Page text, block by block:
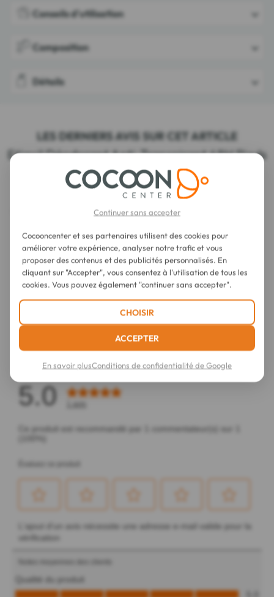
Conseils d'utilisation
Composition
Détails
LES DERNIERS AVIS SUR CET ARTICLE
Etiaxil Déodorant Anti-Transpirant 48H Pieds
Spray 100 ml
Continuer sans accepter
Cocooncenter et ses partenaires utilisent des cookies pour
améliorer votre expérience, analyser notre trafic et vous
proposer des contenus et des publicités personnalisés. En
cliquant sur "Accepter", vous consentez à l'utilisation de tous les
cookies. Vous pouvez également "continuer sans accepter".
CHOISIR
ACCEPTER
En savoir plusConditions de confidentialité de Google